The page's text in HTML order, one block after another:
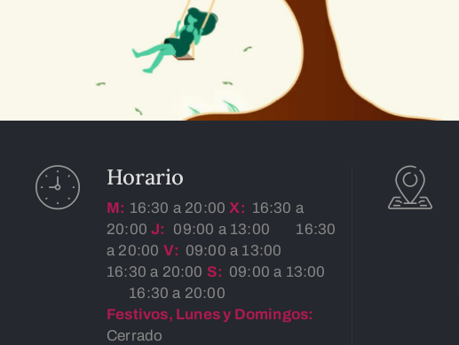
Horario
M: 16:30 a 20:00X: 16:30 a
20:00J: 09:00 a 13:00
16:30
a 20:00 V: 09:00 a 13:00
16:30 a 20:00 S: 09:00 a 13:00
16:30 a 20:00
Festivos, Lunes y Domingos:
Cerrado